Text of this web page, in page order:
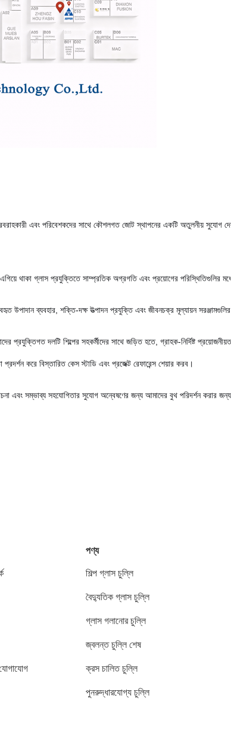
এবং পরিবেশকদের সাথে কৌশলগত জোট স্থাপনের একটি অতুলনীয় সুযোগ
থাকা গ্লাস প্রযুক্তিতে সাম্প্রতিক অগ্রগতি এবং প্রয়োগের পরিস্থিতিগুলির
ব্যবহার, শক্তি-দক্ষ উত্পাদন প্রযুক্তি এবং জীবনচক্র মূল্যায়ন সরঞ্জামগুলির
প্রযুক্তিগত দলটি শিল্পের সহকর্মীদের সাথে জড়িত হতে, গ্রাহক-নির্দিষ্ট
করে বিস্তারিত কেস স্টাডি এবং প্রজেক্ট রেফারেন্স শেয়ার করব।
এবং সম্ভাব্য সহযোগিতার সুযোগ অন্বেষণের জন্য আমাদের বুথ পরিদর্শন করার
পণ্য
শিল্প গ্লাস চুল্লি
বৈদ্যুতিক গ্লাস চুল্লি
গ্লাস গলানোর চুল্লি
জ্বলন্ত চুল্লি শেষ
ক্রস চালিত চুল্লি
পুনরুদ্ধারযোগ্য চুল্লি